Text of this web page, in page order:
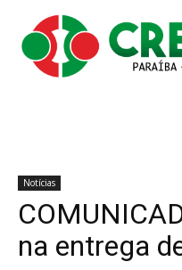
Notícias
na entrega